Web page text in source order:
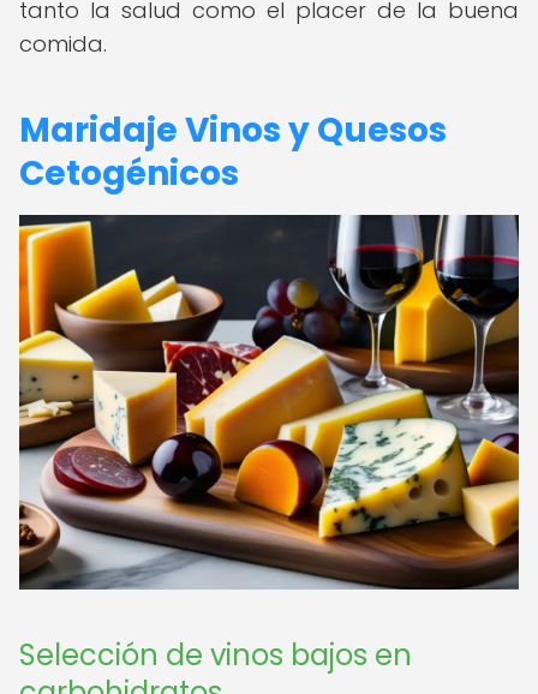
tanto la salud como el placer de la buena
comida.
Maridaje Vinos y Quesos
Cetogénicos
Selección de vinos bajos en